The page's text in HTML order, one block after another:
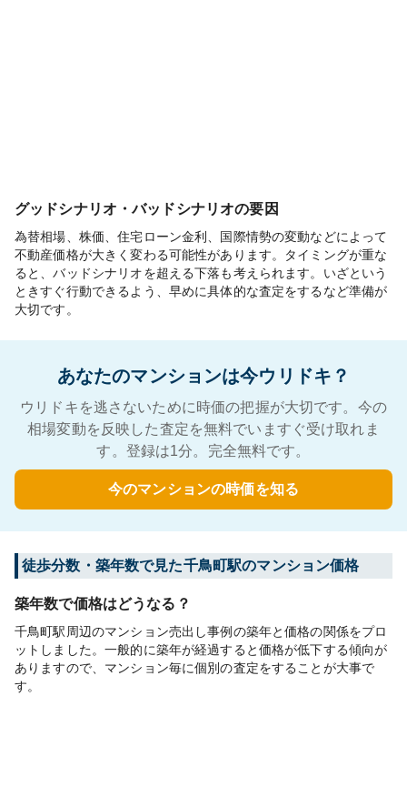
グッドシナリオ・バッドシナリオの要因
為替相場、株価、住宅ローン金利、国際情勢の変動などによって
不動産価格が大きく変わる可能性があります。タイミングが重な
ると、バッドシナリオを超える下落も考えられます。いざという
ときすぐ行動できるよう、早めに具体的な査定をするなど準備が
大切です。
あなたのマンションは今ウリドキ？
ウリドキを逃さないために時価の把握が大切です。今の
相場変動を反映した査定を無料でいますぐ受け取れま
す。登録は1分。完全無料です。
今のマンションの時価を知る
徒歩分数・築年数で見た千鳥町駅のマンション価格
築年数で価格はどうなる？
千鳥町駅周辺のマンション売出し事例の築年と価格の関係をプロ
ットしました。一般的に築年が経過すると価格が低下する傾向が
ありますので、マンション毎に個別の査定をすることが大事で
す。